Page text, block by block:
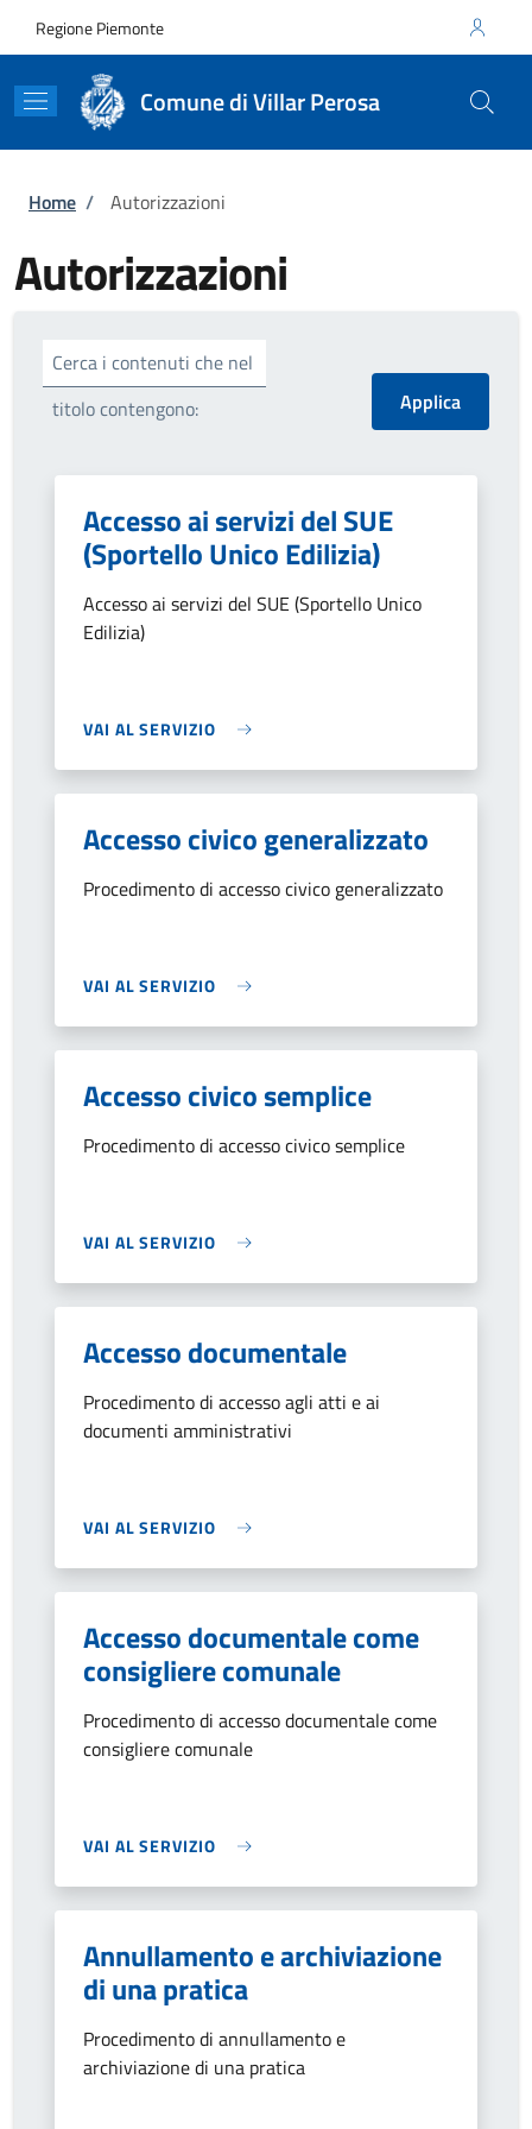
Regione Piemonte
Comune di Villar Perosa
Briciole di pane
Home / Autorizzazioni
Autorizzazioni
Cerca i contenuti che nel
titolo contengono:
Accesso ai servizi del SUE
(Sportello Unico Edilizia)
Accesso ai servizi del SUE (Sportello Unico
Edilizia)
VAI AL SERVIZIO
Accesso civico generalizzato
Procedimento di accesso civico generalizzato
VAI AL SERVIZIO
Accesso civico semplice
Procedimento di accesso civico semplice
VAI AL SERVIZIO
Accesso documentale
Procedimento di accesso agli atti e ai
documenti amministrativi
VAI AL SERVIZIO
Accesso documentale come
consigliere comunale
Procedimento di accesso documentale come
consigliere comunale
VAI AL SERVIZIO
Annullamento e archiviazione
di una pratica
Procedimento di annullamento e
archiviazione di una pratica